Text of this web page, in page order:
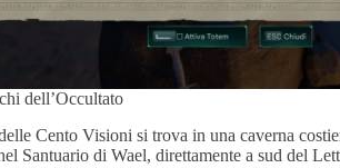
dell’Occultato
Cento Visioni si trova in una caverna
Santuario di Wael, direttamente a sud del